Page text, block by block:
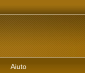
Aiuto